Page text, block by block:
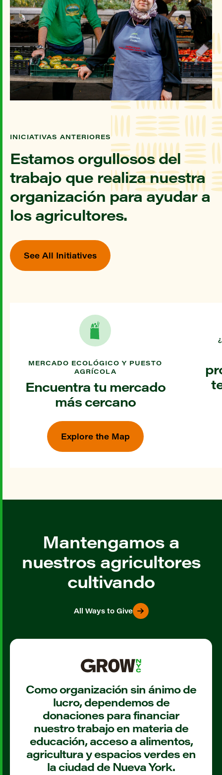
INICIATIVAS ANTERIORES
Estamos orgullosos del
trabajo que realiza nuestra
organización para ayudar a
los agricultores.
See All Initiatives
MERCADO ECOLÓGICO Y PUESTO
AGRÍCOLA
Encuentra tu mercado
más cercano
Explore the Map
Mantengamos a
nuestros agricultores
cultivando
All Ways to Give
Como organización sin ánimo de
lucro, dependemos de
donaciones para financiar
nuestro trabajo en materia de
educación, acceso a alimentos,
agricultura y espacios verdes en
la ciudad de Nueva York.